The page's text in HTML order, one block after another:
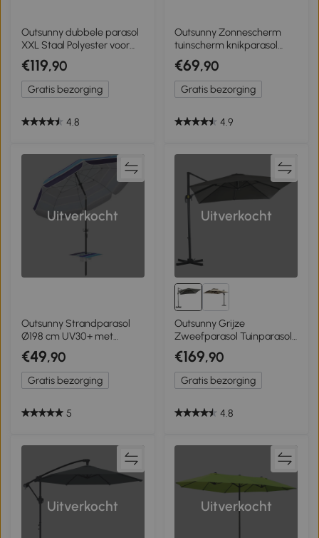
Outsunny dubbele parasol
XXL Staal Polyester voor
strand en tuin, ideaal voor
gezin, Beige
€119,90
Gratis bezorging
4.8
Outsunny Zonnescherm
tuinscherm knikparasol
strandparasol met
handkruk aluminium
wijnrood
€69,90
Gratis bezorging
4.9
Uitverkocht
Outsunny Strandparasol
Ø198 cm UV30+ met
Opklapbare Tafel,
Bekerhouders en
Verstelbare Kanteling -
Multicolor
€49,90
Gratis bezorging
5
Uitverkocht
Outsunny Grijze
Zweefparasol Tuinparasol,
Kruisvoet, Kantelbaar,
Weerbestendig, 245 cm x
245 cm x 245 cm
€169,90
Gratis bezorging
4.8
Uitverkocht Uitverkocht